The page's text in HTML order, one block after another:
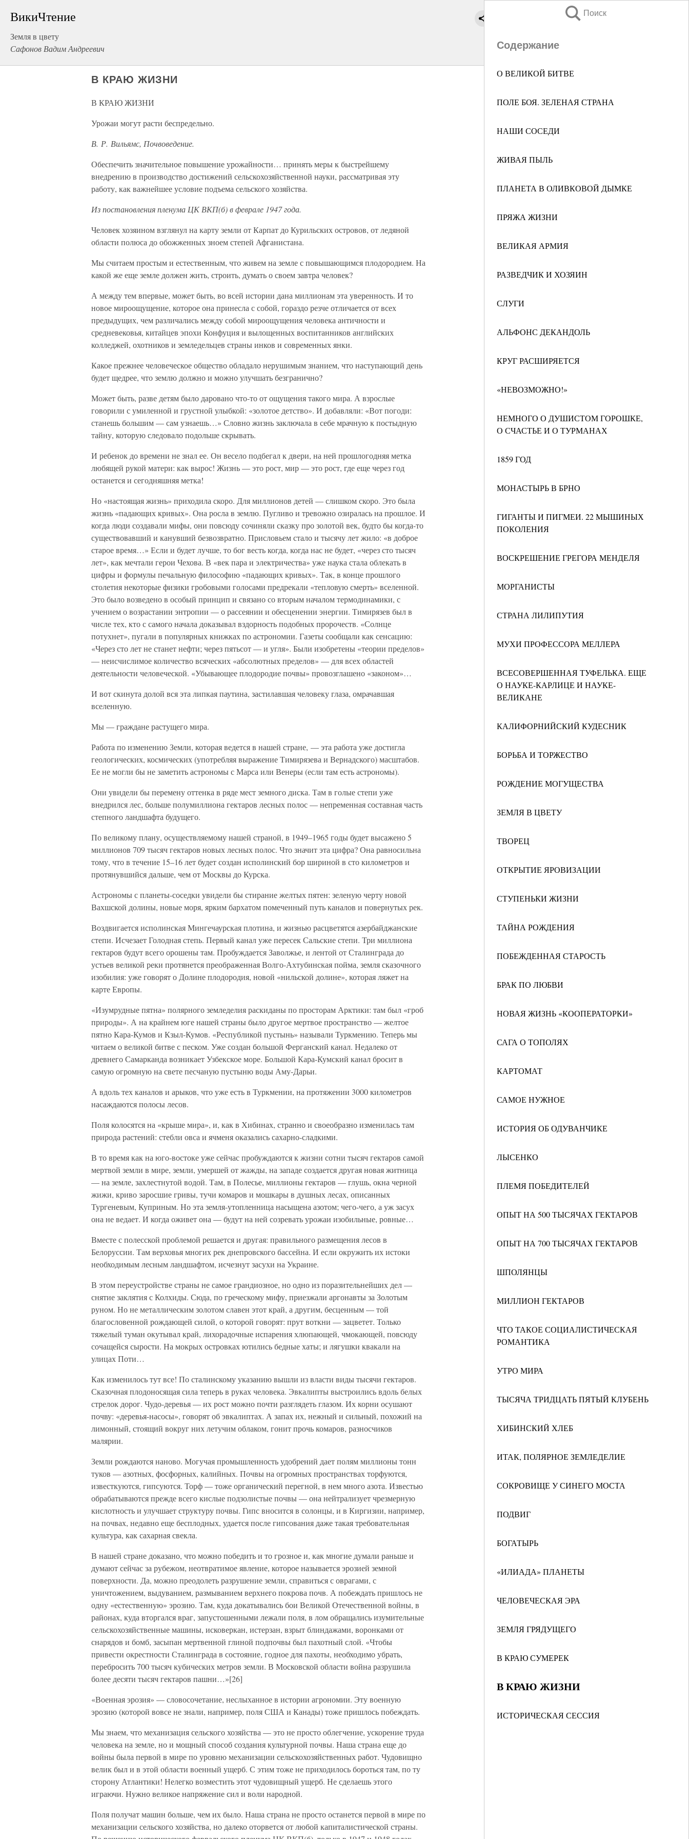
ВикиЧтение
Земля в цвету
Сафонов Вадим Андреевич
Поиск
Содержание
О ВЕЛИКОЙ БИТВЕ
ПОЛЕ БОЯ. ЗЕЛЕНАЯ СТРАНА
НАШИ СОСЕДИ
ЖИВАЯ ПЫЛЬ
ПЛАНЕТА В ОЛИВКОВОЙ ДЫМКЕ
ПРЯЖА ЖИЗНИ
ВЕЛИКАЯ АРМИЯ
РАЗВЕДЧИК И ХОЗЯИН
СЛУГИ
АЛЬФОНС ДЕКАНДОЛЬ
КРУГ РАСШИРЯЕТСЯ
«НЕВОЗМОЖНО!»
НЕМНОГО О ДУШИСТОМ ГОРОШКЕ,
О СЧАСТЬЕ И О ТУРМАНАХ
1859 ГОД
МОНАСТЫРЬ В БРНО
ГИГАНТЫ И ПИГМЕИ. 22 МЫШИНЫХ
ПОКОЛЕНИЯ
ВОСКРЕШЕНИЕ ГРЕГОРА МЕНДЕЛЯ
МОРГАНИСТЫ
СТРАНА ЛИЛИПУТИЯ
МУХИ ПРОФЕССОРА МЕЛЛЕРА
ВСЕСОВЕРШЕННАЯ ТУФЕЛЬКА. ЕЩЕ
О НАУКЕ-КАРЛИЦЕ И НАУКЕ-
ВЕЛИКАНЕ
КАЛИФОРНИЙСКИЙ КУДЕСНИК
БОРЬБА И ТОРЖЕСТВО
РОЖДЕНИЕ МОГУЩЕСТВА
ЗЕМЛЯ В ЦВЕТУ
ТВОРЕЦ
ОТКРЫТИЕ ЯРОВИЗАЦИИ
СТУПЕНЬКИ ЖИЗНИ
ТАЙНА РОЖДЕНИЯ
ПОБЕЖДЕННАЯ СТАРОСТЬ
БРАК ПО ЛЮБВИ
НОВАЯ ЖИЗНЬ «КООПЕРАТОРКИ»
САГА О ТОПОЛЯХ
КАРТОМАТ
САМОЕ НУЖНОЕ
ИСТОРИЯ ОБ ОДУВАНЧИКЕ
ЛЫСЕНКО
ПЛЕМЯ ПОБЕДИТЕЛЕЙ
ОПЫТ НА 500 ТЫСЯЧАХ ГЕКТАРОВ
ОПЫТ НА 700 ТЫСЯЧАХ ГЕКТАРОВ
ШПОЛЯНЦЫ
МИЛЛИОН ГЕКТАРОВ
ЧТО ТАКОЕ СОЦИАЛИСТИЧЕСКАЯ
РОМАНТИКА
УТРО МИРА
ТЫСЯЧА ТРИДЦАТЬ ПЯТЫЙ КЛУБЕНЬ
ХИБИНСКИЙ ХЛЕБ
ИТАК, ПОЛЯРНОЕ ЗЕМЛЕДЕЛИЕ
СОКРОВИЩЕ У СИНЕГО МОСТА
ПОДВИГ
БОГАТЫРЬ
«ИЛИАДА» ПЛАНЕТЫ
ЧЕЛОВЕЧЕСКАЯ ЭРА
ЗЕМЛЯ ГРЯДУЩЕГО
В КРАЮ СУМЕРЕК
В КРАЮ ЖИЗНИ
ИСТОРИЧЕСКАЯ СЕССИЯ
В КРАЮ ЖИЗНИ
В КРАЮ ЖИЗНИ
Урожаи могут расти беспредельно.
В. Р. Вильямс, Почвоведение.
Обеспечить значительное повышение урожайности… принять меры к быстрейшему
внедрению в производство достижений сельскохозяйственной науки, рассматривая эту
работу, как важнейшее условие подъема сельского хозяйства.
Из постановления пленума ЦК ВКП(б) в феврале 1947 года.
Человек хозяином взглянул на карту земли от Карпат до Курильских островов, от ледяной
области полюса до обожженных зноем степей Афганистана.
Мы считаем простым и естественным, что живем на земле с повышающимся плодородием. На
какой же еще земле должен жить, строить, думать о своем завтра человек?
А между тем впервые, может быть, во всей истории дана миллионам эта уверенность. И то
новое мироощущение, которое она принесла с собой, гораздо резче отличается от всех
предыдущих, чем различались между собой мироощущения человека античности и
средневековья, китайцев эпохи Конфуция и вылощенных воспитанников английских
колледжей, охотников и земледельцев страны инков и современных янки.
Какое прежнее человеческое общество обладало нерушимым знанием, что наступающий день
будет щедрее, что землю должно и можно улучшать безгранично?
Может быть, разве детям было даровано что-то от ощущения такого мира. А взрослые
говорили с умиленной и грустной улыбкой: «золотое детство». И добавляли: «Вот погоди:
станешь большим — сам узнаешь…» Словно жизнь заключала в себе мрачную к постыдную
тайну, которую следовало подольше скрывать.
И ребенок до времени не знал ее. Он весело подбегал к двери, на ней прошлогодняя метка
любящей рукой матери: как вырос! Жизнь — это рост, мир — это рост, где еще через год
останется и сегодняшняя метка!
Но «настоящая жизнь» приходила скоро. Для миллионов детей — слишком скоро. Это была
жизнь «падающих кривых». Она росла в землю. Пугливо и тревожно озиралась на прошлое. И
когда люди создавали мифы, они повсюду сочиняли сказку про золотой век, будто бы когда-то
существовавший и канувший безвозвратно. Присловьем стало и тысячу лет жило: «в доброе
старое время…» Если и будет лучше, то бог весть когда, когда нас не будет, «через сто тысяч
лет», как мечтали герои Чехова. В «век пара и электричества» уже наука стала облекать в
цифры и формулы печальную философию «падающих кривых». Так, в конце прошлого
столетия некоторые физики гробовыми голосами предрекали «тепловую смерть» вселенной.
Это было возведено в особый принцип и связано со вторым началом термодинамики, с
учением о возрастании энтропии — о рассеянии и обесценении энергии. Тимирязев был в
числе тех, кто с самого начала доказывал вздорность подобных пророчеств. «Солнце
потухнет», пугали в популярных книжках по астрономии. Газеты сообщали как сенсацию:
«Через сто лет не станет нефти; через пятьсот — и угля». Были изобретены «теории пределов»
— неисчислимое количество всяческих «абсолютных пределов» — для всех областей
деятельности человеческой. «Убывающее плодородие почвы» провозглашено «законом»…
И вот скинута долой вся эта липкая паутина, застилавшая человеку глаза, омрачавшая
вселенную.
Мы — граждане растущего мира.
Работа по изменению Земли, которая ведется в нашей стране, — эта работа уже достигла
геологических, космических (употребляя выражение Тимирязева и Вернадского) масштабов.
Ее не могли бы не заметить астрономы с Марса или Венеры (если там есть астрономы).
Они увидели бы перемену оттенка в ряде мест земного диска. Там в голые степи уже
внедрился лес, больше полумиллиона гектаров лесных полос — непременная составная часть
степного ландшафта будущего.
По великому плану, осуществляемому нашей страной, в 1949–1965 годы будет высажено 5
миллионов 709 тысяч гектаров новых лесных полос. Что значит эта цифра? Она равносильна
тому, что в течение 15–16 лет будет создан исполинский бор шириной в сто километров и
протянувшийся дальше, чем от Москвы до Курска.
Астрономы с планеты-соседки увидели бы стирание желтых пятен: зеленую черту новой
Вахшской долины, новые моря, ярким бархатом помеченный путь каналов и повернутых рек.
Воздвигается исполинская Мингечаурская плотина, и жизнью расцветятся азербайджанские
степи. Исчезает Голодная степь. Первый канал уже пересек Сальские степи. Три миллиона
гектаров будут всего орошены там. Пробуждается Заволжье, и лентой от Сталинграда до
устьев великой реки протянется преображенная Волго-Ахтубинская пойма, земля сказочного
изобилия: уже говорят о Долине плодородия, новой «нильской долине», которая ляжет на
карте Европы.
«Изумрудные пятна» полярного земледелия раскиданы по просторам Арктики: там был «гроб
природы». А на крайнем юге нашей страны было другое мертвое пространство — желтое
пятно Кара-Кумов и Кзыл-Кумов. «Республикой пустынь» называли Туркмению. Теперь мы
читаем о великой битве с песком. Уже создан большой Ферганский канал. Недалеко от
древнего Самарканда возникает Узбекское море. Большой Кара-Кумский канал бросит в
самую огромную на свете песчаную пустыню воды Аму-Дарьи.
А вдоль тех каналов и арыков, что уже есть в Туркмении, на протяжении 3000 километров
насаждаются полосы лесов.
Поля колосятся на «крыше мира», и, как в Хибинах, странно и своеобразно изменилась там
природа растений: стебли овса и ячменя оказались сахарно-сладкими.
В то время как на юго-востоке уже сейчас пробуждаются к жизни сотни тысяч гектаров самой
мертвой земли в мире, земли, умершей от жажды, на западе создается другая новая житница
— на земле, захлестнутой водой. Там, в Полесье, миллионы гектаров — глушь, окна черной
жижи, криво заросшие гривы, тучи комаров и мошкары в душных лесах, описанных
Тургеневым, Куприным. Но эта земля-утопленница насыщена азотом; чего-чего, а уж засух
она не ведает. И когда оживет она — будут на ней созревать урожаи изобильные, ровные…
Вместе с полесской проблемой решается и другая: правильного размещения лесов в
Белоруссии. Там верховья многих рек днепровского бассейна. И если окружить их истоки
необходимым лесным ландшафтом, исчезнут засухи на Украине.
В этом переустройстве страны не самое грандиозное, но одно из поразительнейших дел —
снятие заклятия с Колхиды. Сюда, по греческому мифу, приезжали аргонавты за Золотым
руном. Но не металлическим золотом славен этот край, а другим, бесценным — той
благословенной рождающей силой, о которой говорят: прут воткни — зацветет. Только
тяжелый туман окутывал край, лихорадочные испарения хлюпающей, чмокающей, повсюду
сочащейся сырости. На мокрых островках ютились бедные хаты; и лягушки квакали на
улицах Поти…
Как изменилось тут все! По сталинскому указанию вышли из власти виды тысячи гектаров.
Сказочная плодоносящая сила теперь в руках человека. Эвкалипты выстроились вдоль белых
стрелок дорог. Чудо-деревья — их рост можно почти разглядеть глазом. Их корни осушают
почву: «деревья-насосы», говорят об эвкалиптах. А запах их, нежный и сильный, похожий на
лимонный, стоящий вокруг них летучим облаком, гонит прочь комаров, разносчиков
малярии.
Земли рождаются наново. Могучая промышленность удобрений дает полям миллионы тонн
туков — азотных, фосфорных, калийных. Почвы на огромных пространствах торфуются,
известкуются, гипсуются. Торф — тоже органический перегной, в нем много азота. Известью
обрабатываются прежде всего кислые подзолистые почвы — она нейтрализует чрезмерную
кислотность и улучшает структуру почвы. Гипс вносится в солонцы, и в Киргизии, например,
на почвах, недавно еще бесплодных, удается после гипсования даже такая требовательная
культура, как сахарная свекла.
В нашей стране доказано, что можно победить и то грозное и, как многие думали раньше и
думают сейчас за рубежом, неотвратимое явление, которое называется эрозией земной
поверхности. Да, можно преодолеть разрушение земли, справиться с оврагами, с
уничтожением, выдуванием, размыванием верхнего покрова почв. А побеждать пришлось не
одну «естественную» эрозию. Там, куда докатывались бои Великой Отечественной войны, в
районах, куда вторгался враг, запустошенными лежали поля, в лом обращались изумительные
сельскохозяйственные машины, исковеркан, истерзан, взрыт блиндажами, воронками от
снарядов и бомб, засыпан мертвенной глиной подпочвы был пахотный слой. «Чтобы
привести окрестности Сталинграда в состояние, годное для пахоты, необходимо убрать,
перебросить 700 тысяч кубических метров земли. В Московской области война разрушила
более десяти тысяч гектаров пашни…»[26]
«Военная эрозия» — словосочетание, неслыханное в истории агрономии. Эту военную
эрозию (которой вовсе не знали, например, поля США и Канады) тоже пришлось побеждать.
Мы знаем, что механизация сельского хозяйства — это не просто облегчение, ускорение труда
человека на земле, но и мощный способ создания культурной почвы. Наша страна еще до
войны была первой в мире по уровню механизации сельскохозяйственных работ. Чудовищно
велик был и в этой области военный ущерб. С этим тоже не приходилось бороться там, по ту
сторону Атлантики! Нелегко возместить этот чудовищный ущерб. Не сделаешь этого
играючи. Нужно великое напряжение сил и воли народной.
Поля получат машин больше, чем их было. Наша страна не просто останется первой в мире по
механизации сельского хозяйства, но далеко оторвется от любой капиталистической страны.